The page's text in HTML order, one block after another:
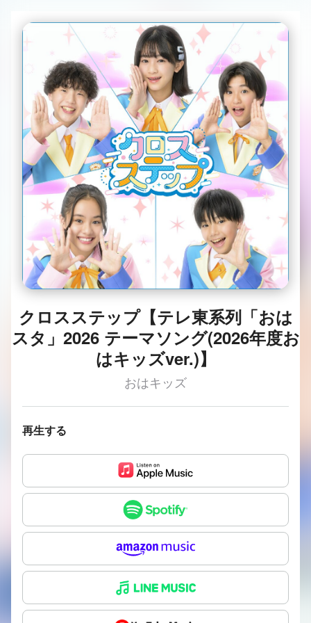
クロスステップ【テレ東系列「おは
スタ」2026 テーマソング(2026年度お
はキッズver.)】
おはキッズ
再生する